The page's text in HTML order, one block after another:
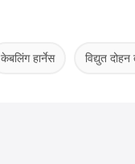
केबलिंग हार्नेस विद्युत दोहन